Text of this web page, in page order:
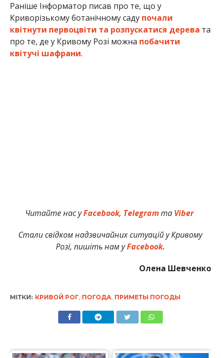
Раніше Інформатор писав про те, що у
Криворізькому ботанічному саду почали
квітнути первоцвіти та розпускатися дерева та
про те, де у Кривому Розі можна побачити
квітучі шафрани.
Читайте нас уFacebook, Telegramта Viber
Стали свідком надзвичайних ситуацій у Кривому
Розі, пишіть нам уFacebook.
Олена Шевченко
МІТКИ: КРИВОЙ РОГ, ПОГОДА, ПРИМЕТЫ ПОГОДЫ